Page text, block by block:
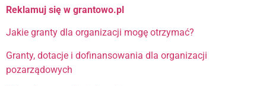
Reklamuj się w grantowo.pl
Jakie granty dla organizacji mogę otrzymać?
Granty, dotacje i dofinansowania dla organizacji
pozarządowych